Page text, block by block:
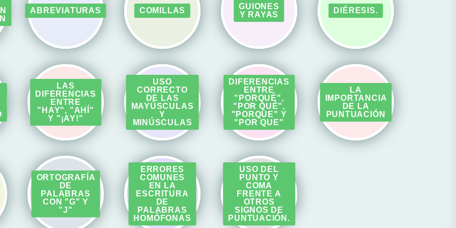
ABREVIATURAS COMILLAS
GUIONES
Y RAYAS
DIÉRESIS.
LAS
DIFERENCIAS
ENTRE
"HAY", "AHÍ"
Y "¡AY!"
USO
CORRECTO
DE LAS
MAYÚSCULAS
Y
MINÚSCULAS
DIFERENCIAS
ENTRE
"PORQUÉ",
"POR QUÉ",
"PORQUE" Y
"POR QUE"
LA
IMPORTANCIA
DE LA
PUNTUACIÓN
ORTOGRAFÍA
DE
PALABRAS
CON "G" Y
"J"
ERRORES
COMUNES
EN LA
ESCRITURA
DE
PALABRAS
HOMÓFONAS
USO DEL
PUNTO Y
COMA
FRENTE A
OTROS
SIGNOS DE
PUNTUACIÓN.